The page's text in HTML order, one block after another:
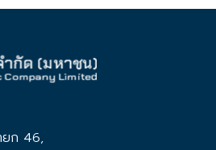
ยก 46,